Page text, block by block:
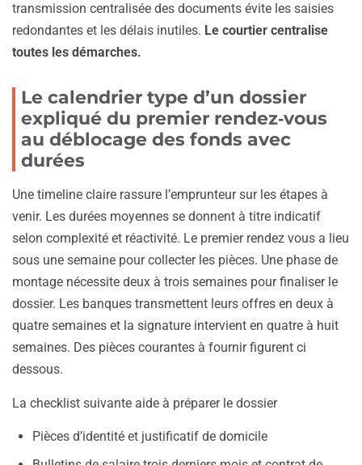
transmission centralisée des documents évite les saisies
redondantes et les délais inutiles. Le courtier centralise
toutes les démarches.
Le calendrier type d’un dossier
expliqué du premier rendez‑vous
au déblocage des fonds avec
durées
Une timeline claire rassure l’emprunteur sur les étapes à
venir. Les durées moyennes se donnent à titre indicatif
selon complexité et réactivité. Le premier rendez vous a lieu
sous une semaine pour collecter les pièces. Une phase de
montage nécessite deux à trois semaines pour finaliser le
dossier. Les banques transmettent leurs offres en deux à
quatre semaines et la signature intervient en quatre à huit
semaines. Des pièces courantes à fournir figurent ci
dessous.
La checklist suivante aide à préparer le dossier
Pièces d’identité et justificatif de domicile